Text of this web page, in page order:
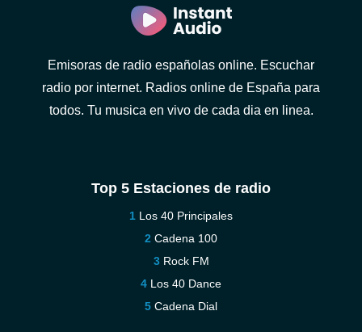
Emisoras de radio españolas online. Escuchar
radio por internet. Radios online de España para
todos. Tu musica en vivo de cada dia en linea.
Top 5 Estaciones de radio
Los 40 Principales
Cadena 100
Rock FM
Los 40 Dance
Cadena Dial